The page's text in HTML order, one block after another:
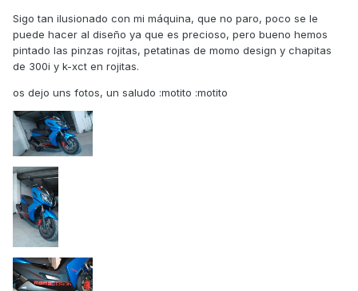
Sigo tan ilusionado con mi máquina, que no paro, poco se le
puede hacer al diseño ya que es precioso, pero bueno hemos
pintado las pinzas rojitas, petatinas de momo design y chapitas
de 300i y k-xct en rojitas.
os dejo uns fotos, un saludo :motito :motito